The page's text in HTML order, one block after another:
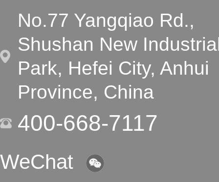
No.77 Yangqiao Rd.,
Shushan New
Park, Hefei City, Anhui
Province, China
400-668-7117
WeChat